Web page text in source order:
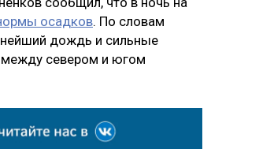
осадков. По словам
дождь и сильные
между севером и югом